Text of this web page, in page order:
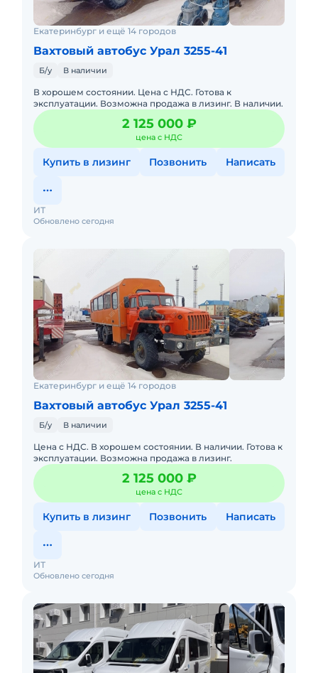
Екатеринбург и ещё 14 городов
Вахтовый автобус Урал 3255-41
Б/у В наличии
В хорошем состоянии. Цена с НДС. Готова к
эксплуатации. Возможна продажа в лизинг. В наличии.
2 125 000 ₽
цена с НДС
Купить в лизинг Позвонить Написать
Обновлено сегодня
ИТ
Екатеринбург и ещё 14 городов
Вахтовый автобус Урал 3255-41
Б/у В наличии
Цена с НДС. В хорошем состоянии. В наличии. Готова к
эксплуатации. Возможна продажа в лизинг.
2 125 000 ₽
цена с НДС
Купить в лизинг Позвонить Написать
Обновлено сегодня
ИТ